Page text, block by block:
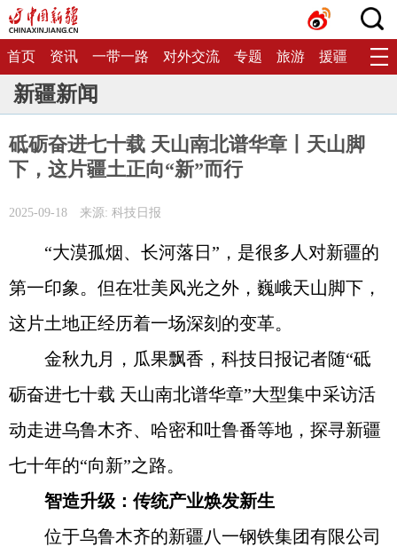
首页 资讯 一带一路 对外交流 专题 旅游 援疆 生态
新疆新闻
砥砺奋进七十载 天山南北谱华章丨天山脚
下，这片疆土正向“新”而行
2025-09-18 来源: 科技日报
“大漠孤烟、长河落日”，是很多人对新疆的
第一印象。但在壮美风光之外，巍峨天山脚下，
这片土地正经历着一场深刻的变革。
金秋九月，瓜果飘香，科技日报记者随“砥
砺奋进七十载 天山南北谱华章”大型集中采访活
动走进乌鲁木齐、哈密和吐鲁番等地，探寻新疆
七十年的“向新”之路。
智造升级：传统产业焕发新生
位于乌鲁木齐的新疆八一钢铁集团有限公司